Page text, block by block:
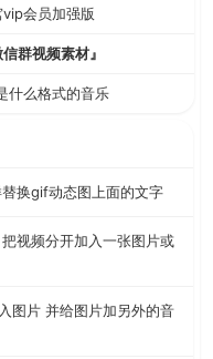
vip会员加强版
信群视频素材』
什么格式的音乐
换gif动态图上面的文字
视频分开加入一张图片或
图片 并给图片加另外的音